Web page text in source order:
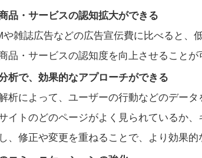
品・サービスの認知拡大ができる
や雑誌広告などの広告宣伝費に比べると、
品・サービスの認知度を向上させることが
析で、効果的なアプローチができる
析によって、ユーザーの行動などのデー
イトのどのページがよく見られているか
、修正や変更を重ねることで、より効果的